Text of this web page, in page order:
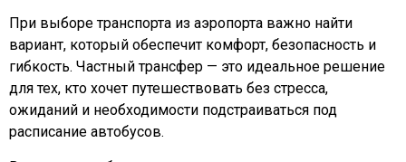
При выборе транспорта из аэропорта важно найти
вариант, который обеспечит комфорт, безопасность и
гибкость. Частный трансфер — это идеальное решение
для тех, кто хочет путешествовать без стресса,
ожиданий и необходимости подстраиваться под
расписание автобусов.